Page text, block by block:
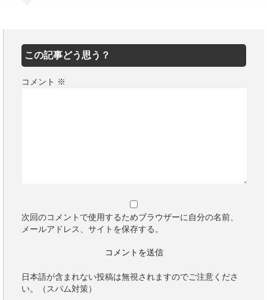
この記事どう思う？
コメント ※
次回のコメントで使用するためブラウザーに自分の名前、
メールアドレス、サイトを保存する。
日本語が含まれない投稿は無視されますのでご注意くださ
い。（スパム対策）